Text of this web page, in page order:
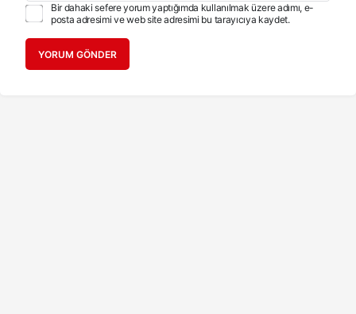
Bir dahaki sefere yorum yaptığımda kullanılmak üzere adımı, e-
posta adresimi ve web site adresimi bu tarayıcıya kaydet.
YORUM GÖNDER